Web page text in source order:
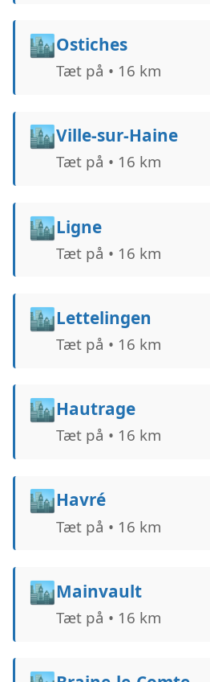
🏙️Ostiches
Tæt på • 16 km
🏙️Ville-sur-Haine
Tæt på • 16 km
🏙️Ligne
Tæt på • 16 km
🏙️Lettelingen
Tæt på • 16 km
🏙️Hautrage
Tæt på • 16 km
🏙️Havré
Tæt på • 16 km
🏙️Mainvault
Tæt på • 16 km